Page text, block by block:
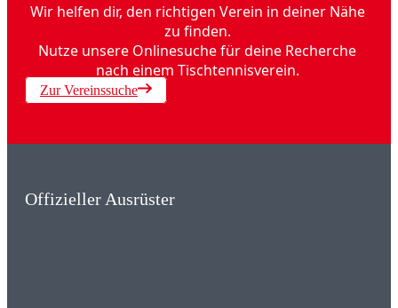
Wir helfen dir, den richtigen Verein in deiner Nähe
zu finden.
Nutze unsere Onlinesuche für deine Recherche
nach einem Tischtennisverein.
Zur Vereinssuche
Offizieller Ausrüster